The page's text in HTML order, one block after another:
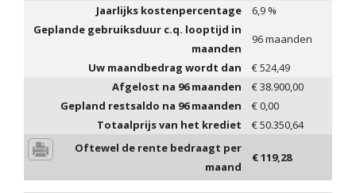
Jaarlijks kostenpercentage
6,9 %
Geplande gebruiksduur c.q. looptijd in
maanden
96maanden
Uw maandbedrag wordt dan
€524,49
Afgelost na 96maanden €38.900,00
Gepland restsaldo na 96maanden €0,00
Totaalprijs van het krediet
€50.350,64
Oftewel de rente bedraagt per
maand
€119,28